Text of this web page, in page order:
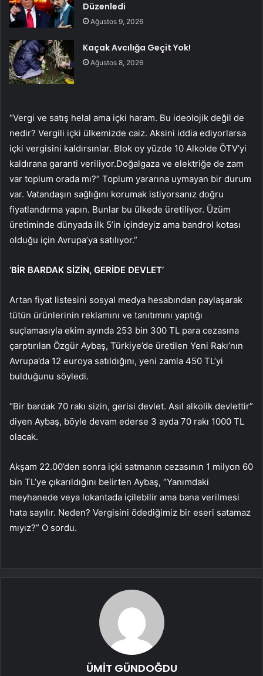
Düzenledi
Ağustos 9, 2026
Kaçak Avcılığa Geçit Yok!
Ağustos 8, 2026
“Vergi ve satış helal ama içki haram. Bu ideolojik değil de
nedir? Vergili içki ülkemizde caiz. Aksini iddia ediyorlarsa
içki vergisini kaldırsınlar. Blok oy yüzde 10 Alkolde ÖTV’yi
kaldırana garanti veriliyor.Doğalgaza ve elektriğe de zam
var toplum orada mı?” Toplum yararına uymayan bir durum
var. Vatandaşın sağlığını korumak istiyorsanız doğru
fiyatlandırma yapın. Bunlar bu ülkede üretiliyor. Üzüm
üretiminde dünyada ilk 5’in içindeyiz ama bandrol kotası
olduğu için Avrupa’ya satılıyor.”
‘BİR BARDAK SİZİN, GERİDE DEVLET’
Artan fiyat listesini sosyal medya hesabından paylaşarak
tütün ürünlerinin reklamını ve tanıtımını yaptığı
suçlamasıyla ekim ayında 253 bin 300 TL para cezasına
çarptırılan Özgür Aybaş, Türkiye’de üretilen Yeni Rakı’nın
Avrupa’da 12 euroya satıldığını, yeni zamla 450 TL’yi
bulduğunu söyledi.
“Bir bardak 70 rakı sizin, gerisi devlet. Asıl alkolik devlettir”
diyen Aybaş, böyle devam ederse 3 ayda 70 rakı 1000 TL
olacak.
Akşam 22.00’den sonra içki satmanın cezasının 1 milyon 60
bin TL’ye çıkarıldığını belirten Aybaş, “Yanımdaki
meyhanede veya lokantada içilebilir ama bana verilmesi
hata sayılır. Neden? Vergisini ödediğimiz bir eseri satamaz
mıyız?” O sordu.
ÜMİT GÜNDOĞDU